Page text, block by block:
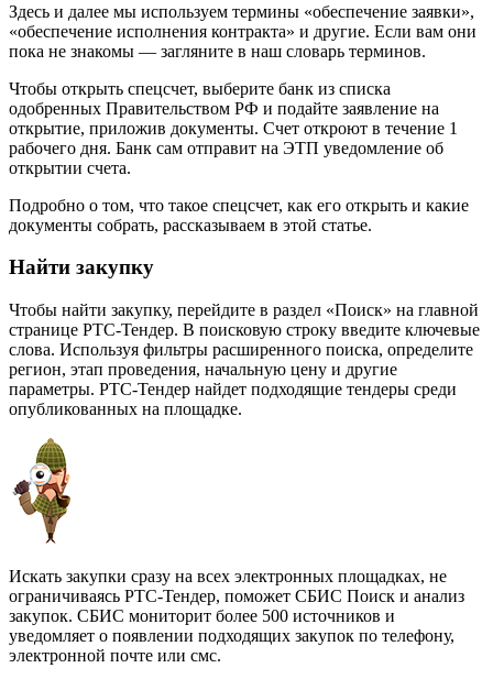
Здесь и далее мы используем термины «обеспечение заявки»,
«обеспечение исполнения контракта» и другие. Если вам они
пока не знакомы — загляните в наш словарь терминов.
Чтобы открыть спецсчет, выберите банк из списка
одобренных Правительством РФ и подайте заявление на
открытие, приложив документы. Счет откроют в течение 1
рабочего дня. Банк сам отправит на ЭТП уведомление об
открытии счета.
Подробно о том, что такое спецсчет, как его открыть и какие
документы собрать, рассказываем в этой статье.
Найти закупку
Чтобы найти закупку, перейдите в раздел «Поиск» на главной
странице РТС-Тендер. В поисковую строку введите ключевые
слова. Используя фильтры расширенного поиска, определите
регион, этап проведения, начальную цену и другие
параметры. РТС-Тендер найдет подходящие тендеры среди
опубликованных на площадке.
Искать закупки сразу на всех электронных площадках, не
ограничиваясь РТС-Тендер, поможет СБИС Поиск и анализ
закупок. СБИС мониторит более 500 источников и
уведомляет о появлении подходящих закупок по телефону,
электронной почте или смс.